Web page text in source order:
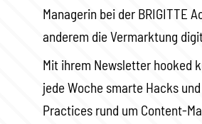
Managerin bei der BRIGITTE
anderem die Vermarktung
Mit ihrem Newsletter hooked
jede Woche smarte Hacks
Practices rund um Content-